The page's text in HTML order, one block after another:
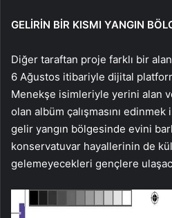
GELİRİN BİR KISMI YANGIN
Diğer taraftan proje farklı bir
6 Ağustos itibariyle dijital
Menekşe isimleriyle yerini alan ve
olan albüm çalışmasını
gelir yangın bölgesinde evini
konservatuvar hayallerinin de kül
gelemeyecekleri gençlere